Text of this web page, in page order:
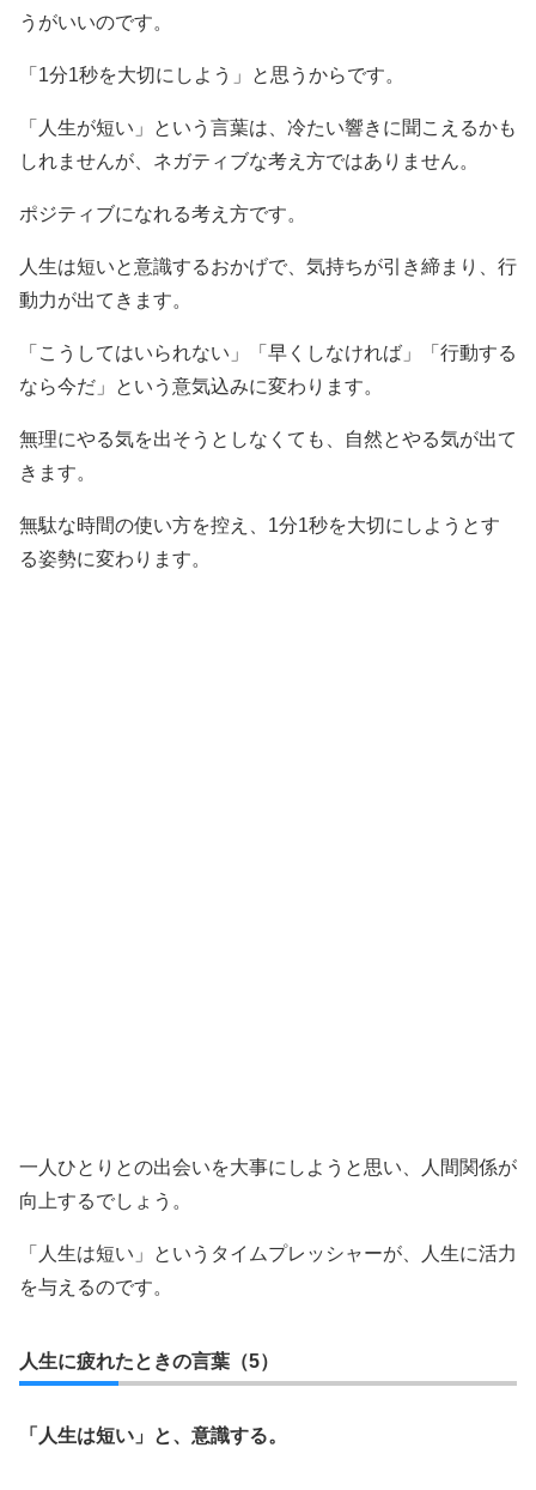
うがいいのです。
「1分1秒を大切にしよう」と思うからです。
「人生が短い」という言葉は、冷たい響きに聞こえるかも
しれませんが、ネガティブな考え方ではありません。
ポジティブになれる考え方です。
人生は短いと意識するおかげで、気持ちが引き締まり、行
動力が出てきます。
「こうしてはいられない」「早くしなければ」「行動する
なら今だ」という意気込みに変わります。
無理にやる気を出そうとしなくても、自然とやる気が出て
きます。
無駄な時間の使い方を控え、1分1秒を大切にしようとす
る姿勢に変わります。
一人ひとりとの出会いを大事にしようと思い、人間関係が
向上するでしょう。
「人生は短い」というタイムプレッシャーが、人生に活力
を与えるのです。
人生に疲れたときの言葉（5）
「人生は短い」と、意識する。